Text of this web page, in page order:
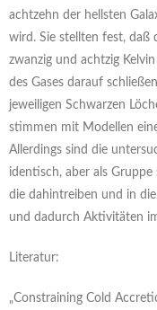
achtzehn der hellsten
wird. Sie stellten fest, daß
zwanzig und achtzig
des Gases darauf
jeweiligen Schwarzen
stimmen mit Modellen
Allerdings sind die
identisch, aber als
die dahintreiben und in
und dadurch Aktivitäten
Literatur:
„Constraining Cold